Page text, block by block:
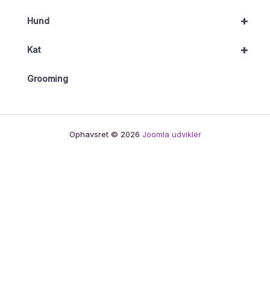
+
Hund
+
Kat
Grooming
Ophavsret © 2026 Joomla udvikler